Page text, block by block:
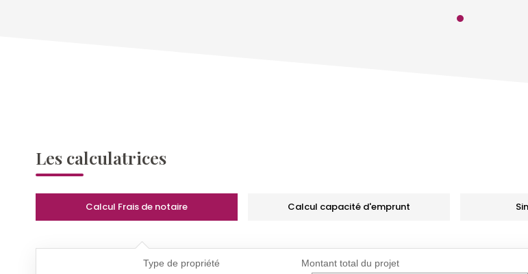
Les calculatrices
Calcul Frais de notaire Calcul capacité d'emprunt